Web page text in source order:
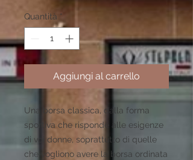
Quantità *
Aggiungi al carrello
Una borsa classica, dalla forma
sportiva che risponde alle esigenze
di voi donne, soprattutto di quelle
che vogliono avere la borsa ordinata